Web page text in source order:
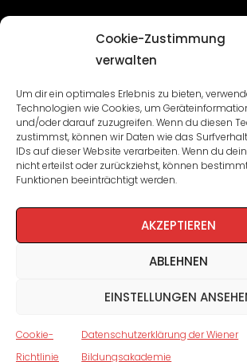
Cookie-Zustimmung
verwalten
Um dir ein optimales Erlebnis zu bieten,
Technologien wie Cookies, um
und/oder darauf zuzugreifen. Wenn du diesen
zustimmst, können wir Daten wie das
IDs auf dieser Website verarbeiten. Wenn du
nicht erteilst oder zurückziehst, können
Funktionen beeinträchtigt werden.
AKZEPTIEREN
ABLEHNEN
EINSTELLUNGEN
Cookie-
Richtlinie
Datenschutzerklärung der Wiener
Bildungsakademie
Seminare und Veranstaltungen
Lehrgänge
WBA: Direktion und Team
Impressum/Datenschutz
Cookie-Richtlinie